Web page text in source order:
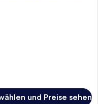
und Preise sehen